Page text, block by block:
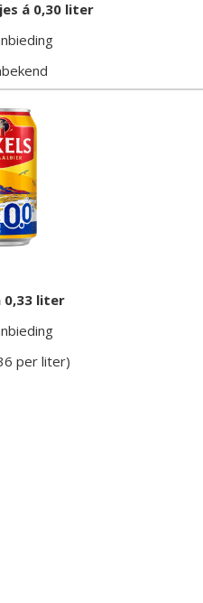
á 0,30 liter
0,33 liter
per liter)